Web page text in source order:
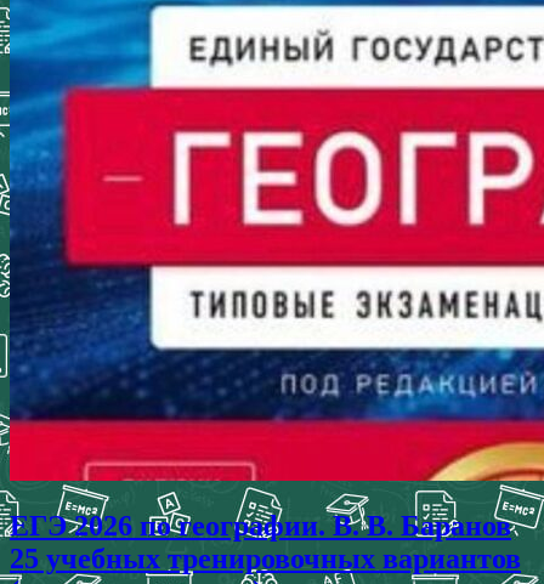
ЕГЭ 2026 по географии. В. В. Баранов
25 учебных тренировочных вариантов